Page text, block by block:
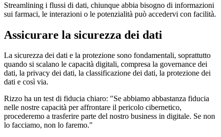
Streamlining i flussi di dati, chiunque abbia bisogno di informazioni
sui farmaci, le interazioni o le potenzialità può accedervi con facilità.
Assicurare la sicurezza dei dati
La sicurezza dei dati e la protezione sono fondamentali, soprattutto
quando si scalano le capacità digitali, compresa la governance dei
dati, la privacy dei dati, la classificazione dei dati, la protezione dei
dati e così via.
Rizzo ha un test di fiducia chiaro: "Se abbiamo abbastanza fiducia
nelle nostre capacità per affrontare il pericolo cibernetico,
procederemo a trasferire parte del nostro business in digitale. Se non
lo facciamo, non lo faremo."